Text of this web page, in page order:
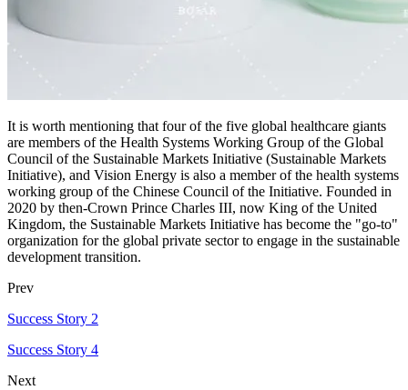
It is worth mentioning that four of the five global healthcare giants
are members of the Health Systems Working Group of the Global
Council of the Sustainable Markets Initiative (Sustainable Markets
Initiative), and Vision Energy is also a member of the health systems
working group of the Chinese Council of the Initiative. Founded in
2020 by then-Crown Prince Charles III, now King of the United
Kingdom, the Sustainable Markets Initiative has become the "go-to"
organization for the global private sector to engage in the sustainable
development transition.
Prev
Success Story 2
Success Story 4
Next